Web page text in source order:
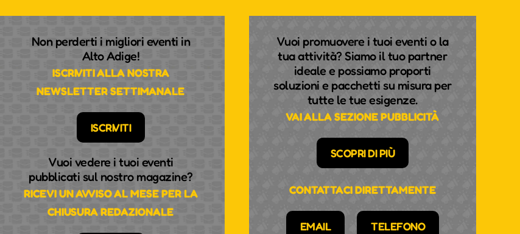
Non perderti i migliori eventi in
Alto Adige!
ISCRIVITI ALLA NOSTRA
NEWSLETTER SETTIMANALE
ISCRIVITI
Vuoi vedere i tuoi eventi
pubblicati sul nostro magazine?
RICEVI UN AVVISO AL MESE PER LA
CHIUSURA REDAZIONALE
Vuoi promuovere i tuoi eventi o la
tua attività? Siamo il tuo partner
ideale e possiamo proporti
soluzioni e pacchetti su misura per
tutte le tue esigenze.
VAI ALLA SEZIONE PUBBLICITÀ
SCOPRI DI PIÙ
CONTATTACI DIRETTAMENTE
EMAIL TELEFONO